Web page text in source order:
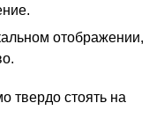
отображении,
твердо стоять на